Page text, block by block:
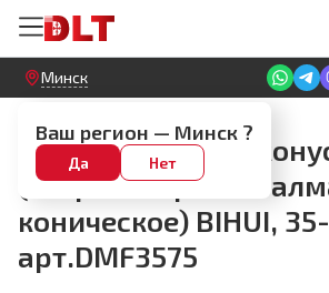
Круглосуточный! Прием заявок на сайте
Минск
Ваш регион — Минск ?
Да Нет
Конусные алмазные фрезы
Фреза алмазная
(сверло шарошка
коническое) BIHUI,
арт.DMF3575